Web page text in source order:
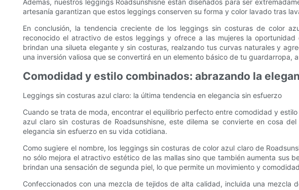
Además, nuestros leggings Roadsunshisne están diseñados para ser
artesanía garantizan que estos leggings conserven su forma y color lavado tras
En conclusión, la tendencia creciente de los leggings sin costuras de color
reconocido el atractivo de estos leggings y ofrece a las mujeres la
brindan una silueta elegante y sin costuras, realzando tus curvas naturales y
una inversión valiosa que se convertirá en un elemento básico de tu
Comodidad y estilo combinados: abrazando la
Leggings sin costuras azul claro: la última tendencia en elegancia sin esfuerzo
Cuando se trata de moda, encontrar el equilibrio perfecto entre comodidad y
azul claro sin costuras de Roadsunshisne, este dilema se convierte en cosa
elegancia sin esfuerzo en su vida cotidiana.
Como sugiere el nombre, los leggings sin costuras de color azul claro de
no sólo mejora el atractivo estético de las mallas sino que también aumenta sus
brindan una sensación de segunda piel, lo que permite un movimiento y
Confeccionados con una mezcla de tejidos de alta calidad, incluida una